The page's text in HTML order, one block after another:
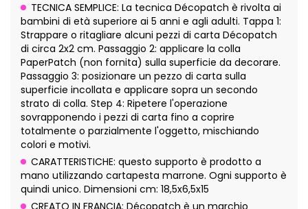
TECNICA SEMPLICE: La tecnica Décopatch è rivolta ai
bambini di età superiore ai 5 anni e agli adulti. Tappa 1:
Strappare o ritagliare alcuni pezzi di carta Décopatch
di circa 2x2 cm. Passaggio 2: applicare la colla
PaperPatch (non fornita) sulla superficie da decorare.
Passaggio 3: posizionare un pezzo di carta sulla
superficie incollata e applicare sopra un secondo
strato di colla. Step 4: Ripetere l'operazione
sovrapponendo i pezzi di carta fino a coprire
totalmente o parzialmente l'oggetto, mischiando
colori e motivi.
CARATTERISTICHE: questo supporto è prodotto a
mano utilizzando cartapesta marrone. Ogni supporto è
quindi unico. Dimensioni cm: 18,5x6,5x15